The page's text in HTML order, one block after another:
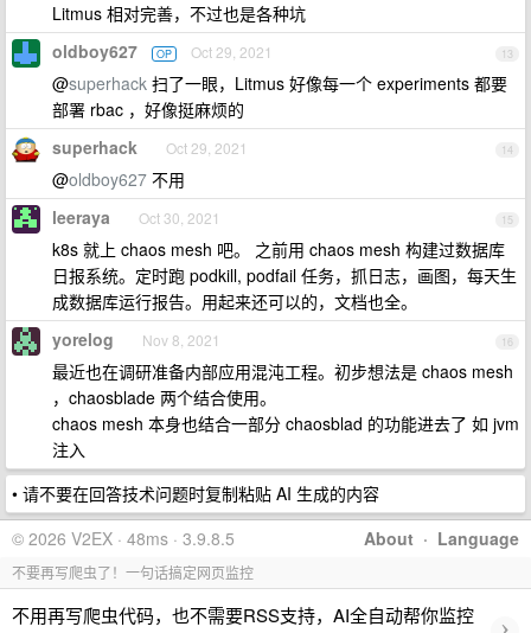
Litmus 相对完善，不过也是各种坑
13
oldboy627 OP Oct 29, 2021
@superhack 扫了一眼，Litmus 好像每一个 experiments 都要
部署 rbac ，好像挺麻烦的
14
superhack Oct 29, 2021
@oldboy627 不用
15
leeraya Oct 30, 2021
k8s 就上 chaos mesh 吧。 之前用 chaos mesh 构建过数据库
日报系统。定时跑 podkill, podfail 任务，抓日志，画图，每天生
成数据库运行报告。用起来还可以的，文档也全。
16
yorelog Nov 8, 2021
最近也在调研准备内部应用混沌工程。初步想法是 chaos mesh
，chaosblade 两个结合使用。
chaos mesh 本身也结合一部分 chaosblad 的功能进去了 如 jvm
注入
• 请不要在回答技术问题时复制粘贴 AI 生成的内容
About · Language
© 2026 V2EX · 48ms · 3.9.8.5
不要再写爬虫了！一句话搞定网页监控
不用再写爬虫代码，也不需要RSS支持，AI全自动帮你监控
›